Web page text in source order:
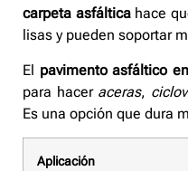
carpeta asfálticahace
lisas y pueden soportar
El pavimento asfáltico
para hacer aceras,
Es una opción que dura
Aplicación